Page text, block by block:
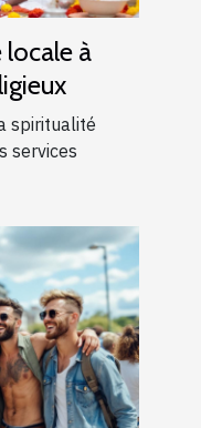
locale à
spiritualité
services